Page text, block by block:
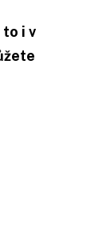
i v